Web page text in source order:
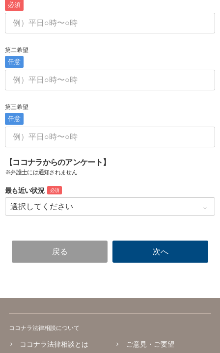
必須
第二希望
任意
第三希望
任意
【ココナラからのアンケート】
※弁護士には通知されません
最も近い状況 必須
ココナラ法律相談について
ココナラ法律相談とは
ご意見・ご要望